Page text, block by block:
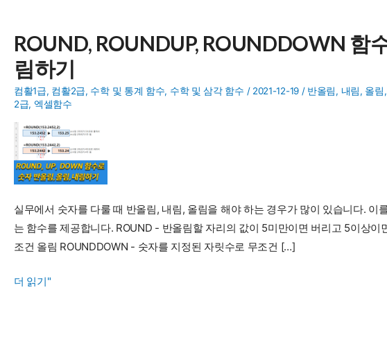
ROUND, ROUNDUP, ROUNDDOWN 함
림하기
컴활1급, 컴활2급, 수학 및 통계 함수, 수학 및 삼각 함수 / 2021-12-19 / 반올림, 내림, 올림,
2급, 엑셀함수
실무에서 숫자를 다룰 때 반올림, 내림, 올림을 해야 하는 경우가 많이 있습니다. 이
는 함수를 제공합니다. ROUND - 반올림할 자리의 값이 5미만이면 버리고 5이상
조건 올림 ROUNDDOWN - 숫자를 지정된 자릿수로 무조건 […]
ROUND,
더 읽기"